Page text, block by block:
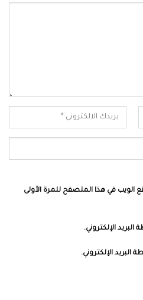
الويب في هذا المتصفح للمرة الأولى
الإلكتروني.
البريد الإلكتروني.